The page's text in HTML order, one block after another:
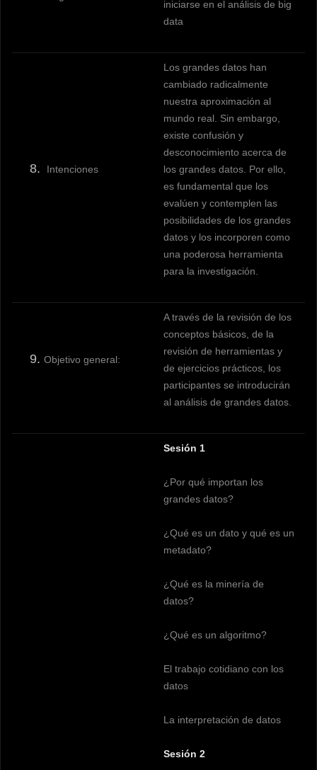
iniciarse en el análisis de big
data
Intenciones
Los grandes datos han
cambiado radicalmente
nuestra aproximación al
mundo real. Sin embargo,
existe confusión y
desconocimiento acerca de
los grandes datos. Por ello,
es fundamental que los
evalúen y contemplen las
posibilidades de los grandes
datos y los incorporen como
una poderosa herramienta
para la investigación.
Objetivo general:
A través de la revisión de los
conceptos básicos, de la
revisión de herramientas y
de ejercicios prácticos, los
participantes se introducirán
al análisis de grandes datos.
Sesión 1
¿Por qué importan los
grandes datos?
¿Qué es un dato y qué es un
metadato?
¿Qué es la minería de
datos?
¿Qué es un algoritmo?
El trabajo cotidiano con los
datos
La interpretación de datos
Sesión 2